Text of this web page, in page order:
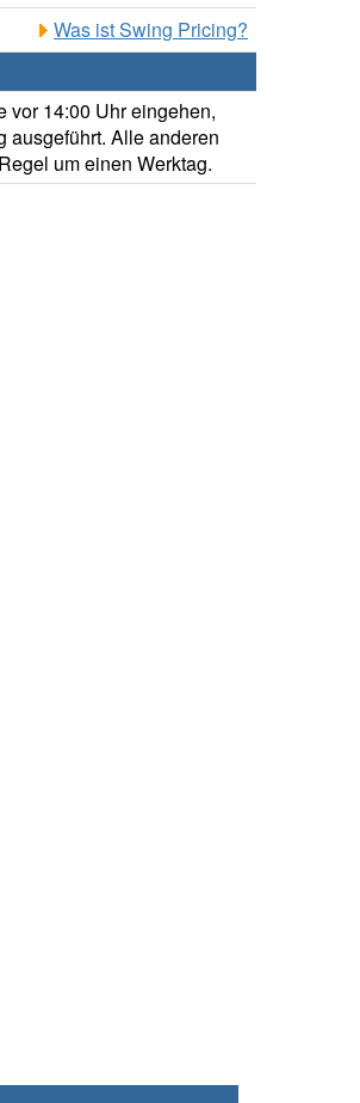
Was ist Swing Pricing?
vor 14:00 Uhr eingehen,
ausgeführt. Alle anderen
um einen Werktag.